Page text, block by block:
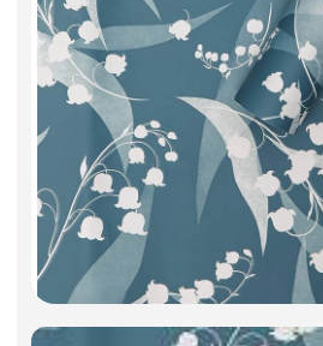
Игрушки мягкие
Изделия из металла